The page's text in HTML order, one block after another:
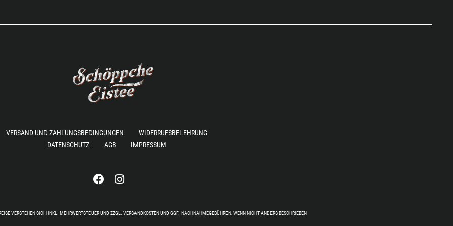
VERSAND UND ZAHLUNGSBEDINGUNGEN
WIDERRUFSBELEHRUNG
DATENSCHUTZ
AGB IMPRESSUM
VERSTEHEN SICH INKL. MEHRWERTSTEUER UND ZZGL. VERSANDKOSTEN UND GGF. NACHNAHMEGEBÜHREN, WENN NICHT ANDERS BESCHRIEBEN